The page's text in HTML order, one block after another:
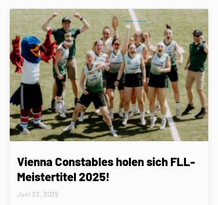
Vienna Constables holen sich FLL-
Meistertitel 2025!
Juni 22, 2025